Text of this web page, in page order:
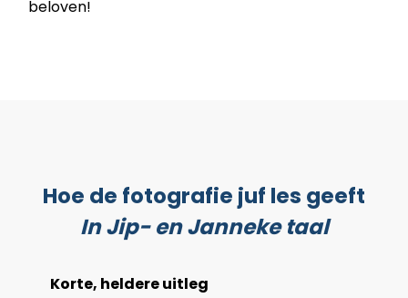
beloven!
Hoe de fotografie juf les geeft
In Jip- en Janneke taal
Korte, heldere uitleg